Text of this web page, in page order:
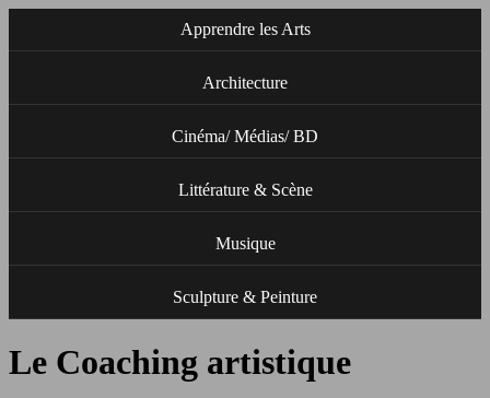
Apprendre les Arts
Architecture
Cinéma/ Médias/ BD
Littérature & Scène
Musique
Sculpture & Peinture
Le Coaching artistique